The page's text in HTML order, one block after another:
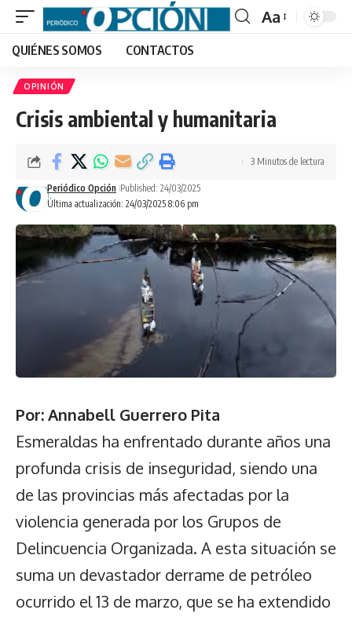
Font
Aa
QUIÉNES SOMOS CONTACTOS
OPINIÓN
Crisis ambiental y humanitaria
Última actualización: 24/03/2025 8:06 pm
Periódico Opción Published: 24/03/2025
3 Minutos de lectura
Por: Annabell Guerrero Pita
Esmeraldas ha enfrentado durante años una
profunda crisis de inseguridad, siendo una
de las provincias más afectadas por la
violencia generada por los Grupos de
Delincuencia Organizada. A esta situación se
suma un devastador derrame de petróleo
ocurrido el 13 de marzo, que se ha extendido